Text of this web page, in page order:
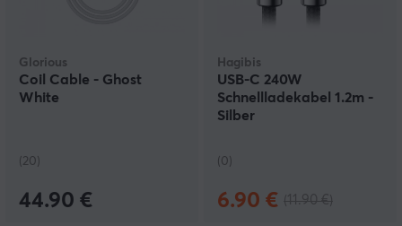
Glorious
Coil Cable - Ghost
White
(20)
44.90 €
Hagibis
USB-C 240W
Schnellladekabel 1.2m -
Silber
(0)
6.90 €